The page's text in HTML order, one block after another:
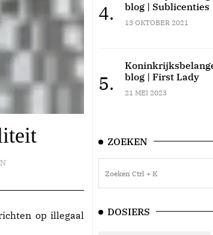
op illegaal
4.
blog | Sublicenties
13 OKTOBER 2021
5.
blog | First Lady
21 MEI 2023
ZOEKEN
DOSIERS